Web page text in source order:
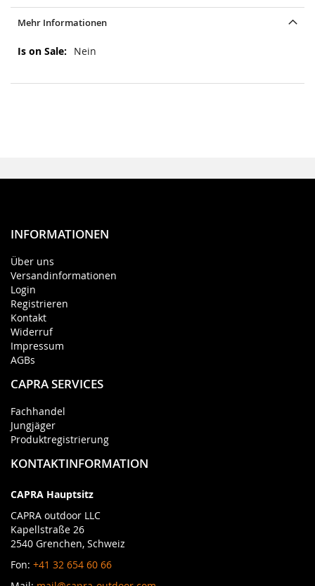
Mehr Informationen
Mehr
Nein
INFORMATIONEN
Über uns
Versandinformationen
Login
Registrieren
Kontakt
Widerruf
Impressum
AGBs
CAPRA SERVICES
Fachhandel
Jungjäger
Produktregistrierung
KONTAKTINFORMATION
CAPRA Hauptsitz
CAPRA outdoor LLC
Kapellstraße 26
2540 Grenchen, Schweiz
Fon: +41 32 654 60 66